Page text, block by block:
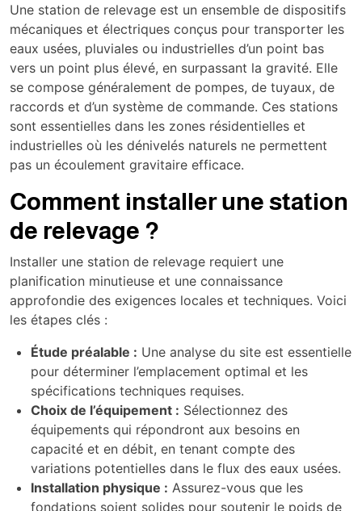
Une station de relevage est un ensemble de dispositifs
mécaniques et électriques conçus pour transporter les
eaux usées, pluviales ou industrielles d’un point bas
vers un point plus élevé, en surpassant la gravité. Elle
se compose généralement de pompes, de tuyaux, de
raccords et d’un système de commande. Ces stations
sont essentielles dans les zones résidentielles et
industrielles où les dénivelés naturels ne permettent
pas un écoulement gravitaire efficace.
Comment installer une station
de relevage ?
Installer une station de relevage requiert une
planification minutieuse et une connaissance
approfondie des exigences locales et techniques. Voici
les étapes clés :
Étude préalable : Une analyse du site est essentielle
pour déterminer l’emplacement optimal et les
spécifications techniques requises.
Choix de l’équipement : Sélectionnez des
équipements qui répondront aux besoins en
capacité et en débit, en tenant compte des
variations potentielles dans le flux des eaux usées.
Installation physique : Assurez-vous que les
fondations soient solides pour soutenir le poids de